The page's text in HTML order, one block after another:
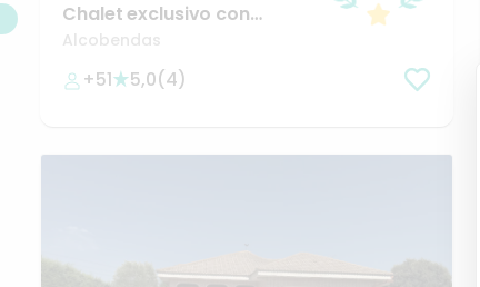
Chaletexclusivo con
piscina en La
Alcobendas
+51 5,0(4)